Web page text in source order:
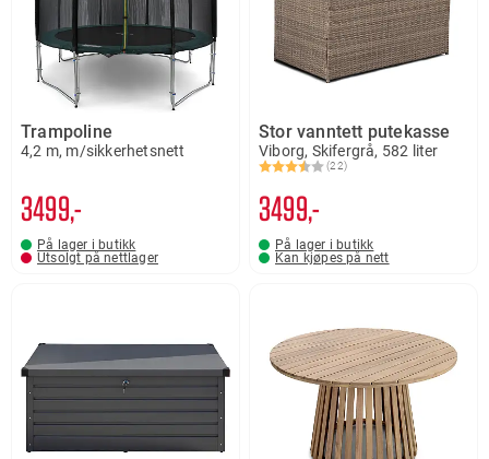
Trampoline
4,2 m, m/sikkerhetsnett
3499,-
På lager i butikk
Utsolgt på nettlager
Stor vanntett putekasse
Viborg, Skifergrå, 582 liter
Karakter:
(22)
3.9 av 5 mulige
3499,-
På lager i butikk
Kan kjøpes på nett